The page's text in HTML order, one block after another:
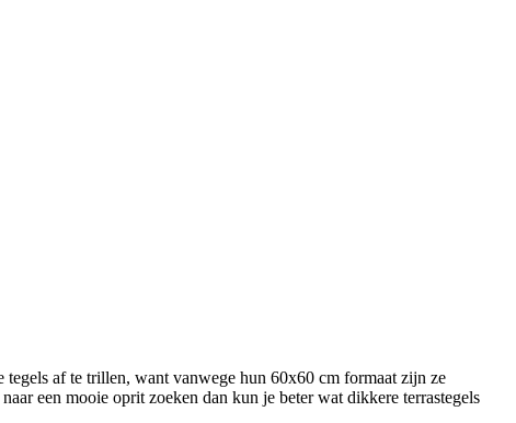
af te trillen, want vanwege hun 60x60 cm formaat zijn ze
een mooie oprit zoeken dan kun je beter wat dikkere terrastegels